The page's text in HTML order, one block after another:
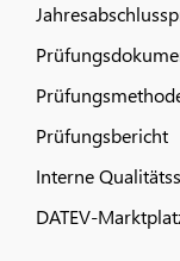
Prüfungsbericht
Interne
DATEV-